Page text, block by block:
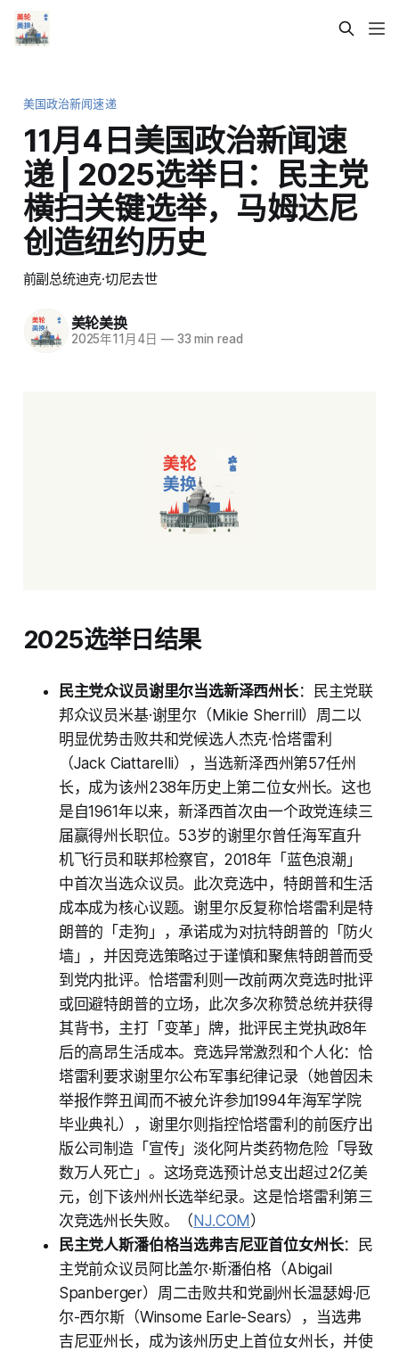
美国政治新闻速递
11月4日美国政治新闻速
递 | 2025选举日：民主党
横扫关键选举，马姆达尼
创造纽约历史
前副总统迪克·切尼去世
美轮美换
2025年11月4日 —33 min read
2025选举日结果
民主党众议员谢里尔当选新泽西州长：民主党联
邦众议员米基·谢里尔（Mikie Sherrill）周二以
明显优势击败共和党候选人杰克·恰塔雷利
（Jack Ciattarelli），当选新泽西州第57任州
长，成为该州238年历史上第二位女州长。这也
是自1961年以来，新泽西首次由一个政党连续三
届赢得州长职位。53岁的谢里尔曾任海军直升
机飞行员和联邦检察官，2018年「蓝色浪潮」
中首次当选众议员。此次竞选中，特朗普和生活
成本成为核心议题。谢里尔反复称恰塔雷利是特
朗普的「走狗」，承诺成为对抗特朗普的「防火
墙」，并因竞选策略过于谨慎和聚焦特朗普而受
到党内批评。恰塔雷利则一改前两次竞选时批评
或回避特朗普的立场，此次多次称赞总统并获得
其背书，主打「变革」牌，批评民主党执政8年
后的高昂生活成本。竞选异常激烈和个人化：恰
塔雷利要求谢里尔公布军事纪律记录（她曾因未
举报作弊丑闻而不被允许参加1994年海军学院
毕业典礼），谢里尔则指控恰塔雷利的前医疗出
版公司制造「宣传」淡化阿片类药物危险「导致
数万人死亡」。这场竞选预计总支出超过2亿美
元，创下该州州长选举纪录。这是恰塔雷利第三
次竞选州长失败。（NJ.COM）
民主党人斯潘伯格当选弗吉尼亚首位女州长：民
主党前众议员阿比盖尔·斯潘伯格（Abigail
Spanberger）周二击败共和党副州长温瑟姆·厄
尔-西尔斯（Winsome Earle-Sears），当选弗
吉尼亚州长，成为该州历史上首位女州长，并使